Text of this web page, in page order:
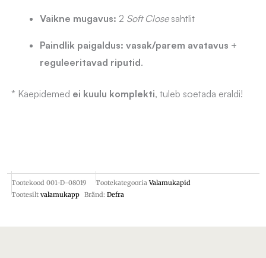
Vaikne mugavus: 2 Soft Closesahtlit
Paindlik paigaldus: vasak/parem avatavus +
reguleeritavad riputid.
* Käepidemed ei kuulu komplekti, tuleb soetada eraldi!
Tootekood 001-D-08019 Tootekategooria Valamukapid
Tootesilt valamukapp Bränd: Defra